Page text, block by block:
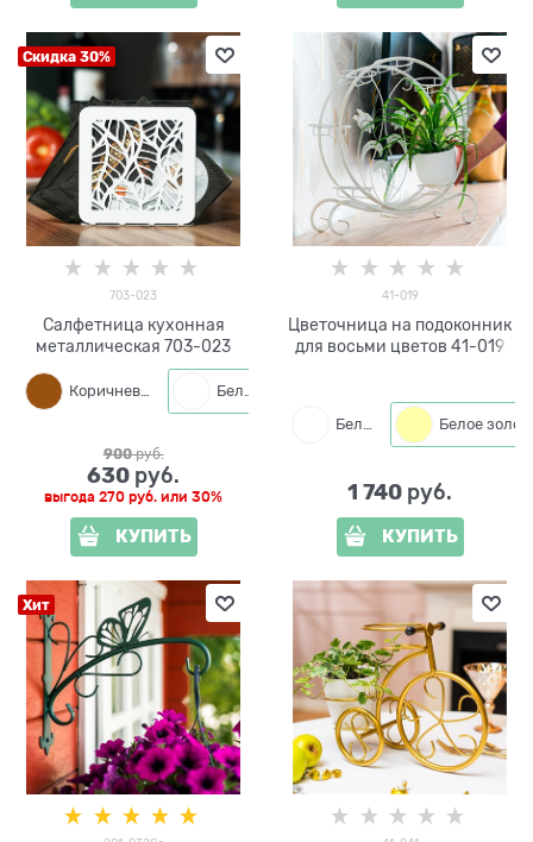
Скидка 30%
703-023
Салфетница кухонная
металлическая 703-023
Коричневый Белый
900 руб.
630 руб.
выгода 270 руб. или 30%
КУПИТЬ
41-019
Цветочница на подоконник
для восьми цветов 41-019
Белый
1 740 руб.
КУПИТЬ
Хит